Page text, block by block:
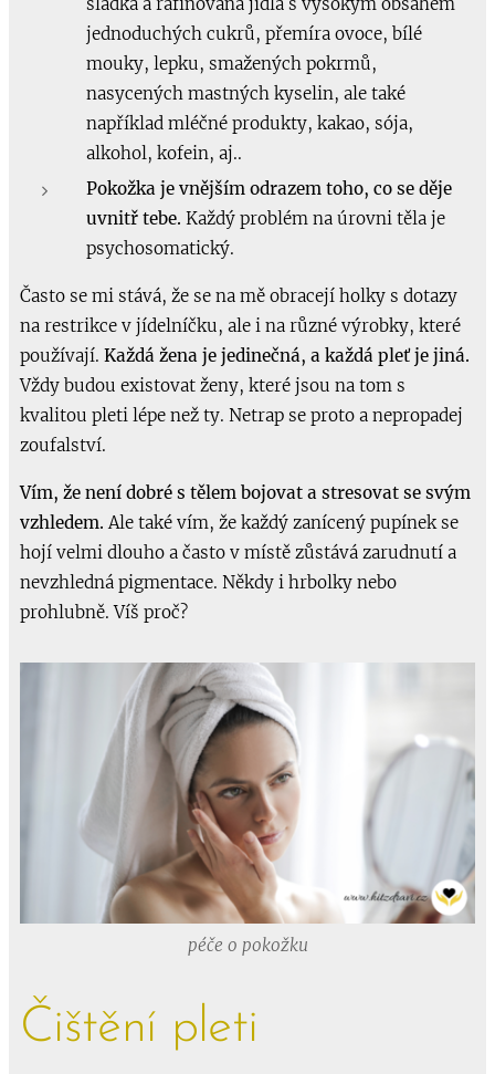
sladká a rafinovaná jídla s vysokým obsahem
jednoduchých cukrů, přemíra ovoce, bílé
mouky, lepku, smažených pokrmů,
nasycených mastných kyselin, ale také
například mléčné produkty, kakao, sója,
alkohol, kofein, aj..
Pokožka je vnějším odrazem toho, co se děje
uvnitř tebe. Každý problém na úrovni těla je
psychosomatický.
Často se mi stává, že se na mě obracejí holky s dotazy
na restrikce v jídelníčku, ale i na různé výrobky, které
používají. Každá žena je jedinečná, a každá pleť je jiná.
Vždy budou existovat ženy, které jsou na tom s
kvalitou pleti lépe než ty. Netrap se proto a nepropadej
zoufalství.
Vím, že není dobré s tělem bojovat a stresovat se svým
vzhledem. Ale také vím, že každý zanícený pupínek se
hojí velmi dlouho a často v místě zůstává zarudnutí a
nevzhledná pigmentace. Někdy i hrbolky nebo
prohlubně. Víš proč?
péče o pokožku
Čištění pleti